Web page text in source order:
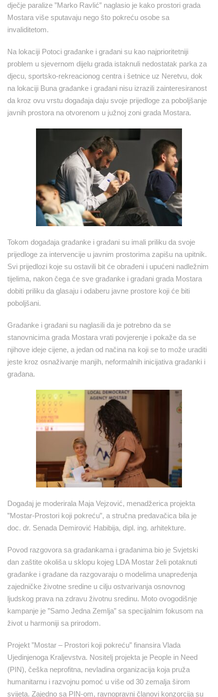
dječje paralize ”Marko Ravlić” naglasio je kako prostori grada
Mostara više sputavaju nego što pokreću osobe sa
invaliditetom.
Na lokaciji Potoci građanke i građani su kao najprioritetniji
problem u sjevernom dijelu grada istaknuli nedostatak parka za
djecu, sportsko-rekreacionog centra i šetnice uz Neretvu, dok
na lokaciji Buna građanke i građani nisu izrazili zainteresiranost
da kroz ovu vrstu događaja daju svoje prijedloge za poboljšanje
javnih prostora na otvorenom u južnoj zoni grada Mostara.
Tokom događaja građanke i građani su imali priliku da svoje
prijedloge za intervencije u javnim prostorima zapišu na upitnik.
Svi prijedlozi koje su ostavili bit će obrađeni i upućeni nadležnim
tijelima, nakon čega će sve građanke i građani grada Mostara
dobiti priliku da glasaju i odaberu javne prostore koji će biti
poboljšani.
Građanke i građani su naglasili da je potrebno da se
stanovnicima grada Mostara vrati povjerenje i pokaže da se
njihove ideje cijene, a jedan od načina na koji se to može uraditi
jeste kroz osnaživanje manjih, neformalnih inicijativa građanki i
građana.
Događaj je moderirala Maja Vejzović, menadžerica projekta
”Mostar-Prostori koji pokreću”, a stručna predavačica bila je
doc. dr. Senada Demirović Habibija, dipl. ing. arhitekture.
Povod razgovora sa građankama i građanima bio je Svjetski
dan zaštite okoliša u sklopu kojeg LDA Mostar želi potaknuti
građanke i građane da razgovaraju o modelima unapređenja
zajedničke životne sredine u cilju ostvarivanja osnovnog
ljudskog prava na zdravu životnu sredinu. Moto ovogodišnje
kampanje je ”Samo Jedna Zemlja” sa specijalnim fokusom na
život u harmoniji sa prirodom.
Projekt ”Mostar – Prostori koji pokreću” finansira Vlada
Ujedinjenoga Kraljevstva. Nositelj projekta je People in Need
(PIN), češka neprofitna, nevladina organizacija koja pruža
humanitarnu i razvojnu pomoć u više od 30 zemalja širom
svijeta. Zajedno sa PIN-om, ravnopravni članovi konzorcija su